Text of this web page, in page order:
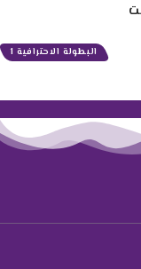
البطولة الاحترافية 1